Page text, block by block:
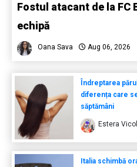
Fostul atacant de la FC
echipă
Oana Sava Aug 06, 2026
Îndreptarea
diferența care
săptămâni
Estera
Italia schimbă